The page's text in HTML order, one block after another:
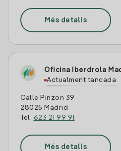
Més detalls
Oficina Iberdrola
Actualment tancada
Calle Pinzon 39
28025 Madrid
Tel: 623 21 99 91
Més detalls